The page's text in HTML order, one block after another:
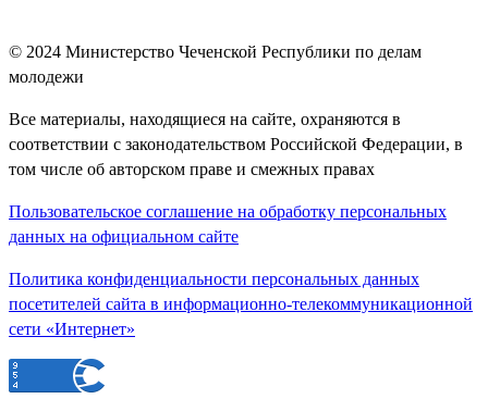
© 2024 Министерство Чеченской Республики по делам
молодежи
Все материалы, находящиеся на сайте, охраняются в
соответствии с законодательством Российской Федерации, в
том числе об авторском праве и смежных правах
Пользовательское соглашение на обработку персональных
данных на официальном сайте
Политика конфиденциальности персональных данных
посетителей сайта в информационно-телекоммуникационной
сети «Интернет»